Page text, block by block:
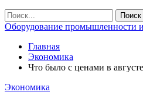
Оборудование промышленности и
Главная
Экономика
Что было с ценами в
Экономика